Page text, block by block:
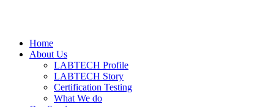
Home
About Us
LABTECH Profile
LABTECH Story
Certification Testing
What We do